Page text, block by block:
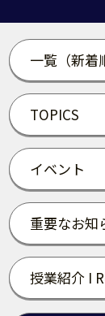
一覧（新着
TOPICS
イベント
重要なお知
授業紹介 I